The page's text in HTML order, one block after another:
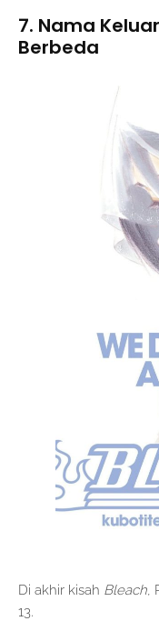
7. Nama
Berbeda
Di akhir kisah Bleach,
13.